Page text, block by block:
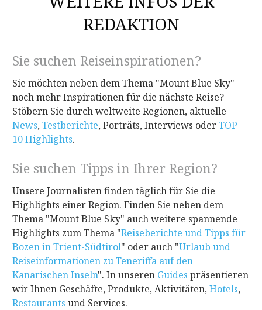
REDAKTION
Sie suchen Reiseinspirationen?
Sie möchten neben dem Thema "Mount Blue Sky"
noch mehr Inspirationen für die nächste Reise?
Stöbern Sie durch weltweite Regionen, aktuelle
News,Testberichte, Porträts, Interviews oderTOP
10 Highlights.
Sie suchen Tipps in Ihrer Region?
Unsere Journalisten finden täglich für Sie die
Highlights einer Region. Finden Sie neben dem
Thema "Mount Blue Sky" auch weitere spannende
Highlights zum Thema "Reiseberichte und Tipps für
Bozen in Trient-Südtirol" oder auch "Urlaub und
Reiseinformationen zu Teneriffa auf den
Kanarischen Inseln". In unseren Guides präsentieren
wir Ihnen Geschäfte, Produkte, Aktivitäten,Hotels,
Restaurants und Services.